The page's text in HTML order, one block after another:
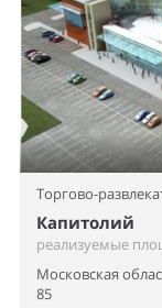
Торгово-
Капитолий
реализуемые
Московская
85